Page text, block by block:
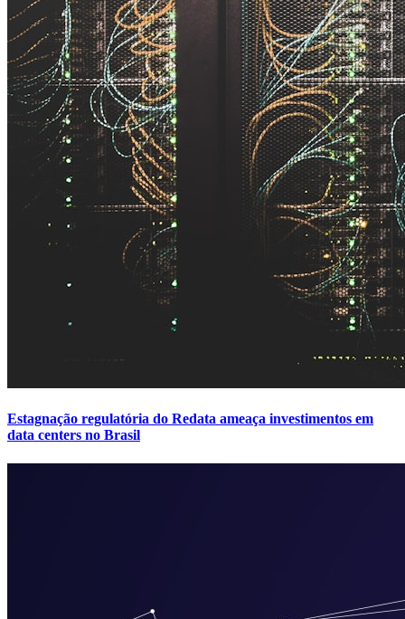
Estagnação regulatória do Redata ameaça investimentos em
data centers no Brasil